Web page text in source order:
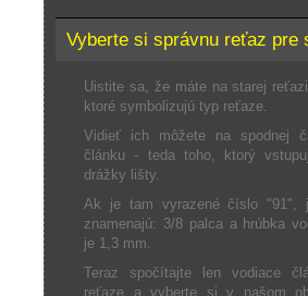
Vyberte si správnu reťaz pre
Uistite sa, že máte na starej
ktoré symbolizujú typ reťaze.
Vidieť ich môžete na spodnej
článku - teda toho, ktorý
drážky lišty.
Ak je tam vyrazené číslo "91",
znamenajú: 3/8 palca a hrúbka
je 1,3 mm.
Teraz spočítajte len vodiace
reťaze a vyberte si v našom